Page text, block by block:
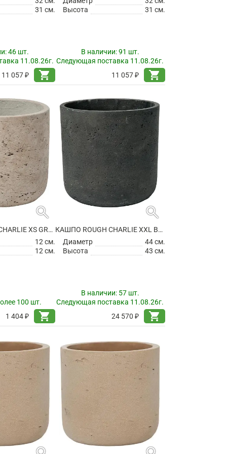
31 см.
46 шт.
11.08.26г.
11 057 ₽
shopping_cart
Высота
31 см.
В наличии:91 шт.
Следующая поставка 11.08.26г.
11 057 ₽
shopping_cart
search
КАШПО ROUGH CHARLIE XS GREY WASHED
12 см.
12 см.
100 шт.
1 404 ₽
shopping_cart
search
КАШПО ROUGH CHARLIE XXL BLACK WASHED
Диаметр
44 см.
Высота
43 см.
В наличии: 57 шт.
Следующая поставка 11.08.26г.
24 570 ₽
shopping_cart